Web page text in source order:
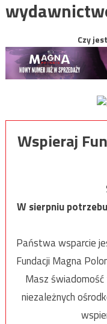
Czy
Wspieraj
W sierpniu
Państwa wsparcie
Fundacji Magna
Masz
niezależnych